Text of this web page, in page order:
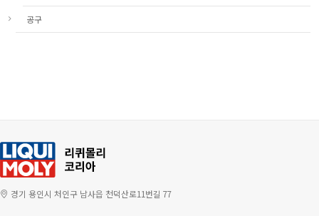
공구
경기 용인시 처인구 남사읍 천덕산로11번길 77